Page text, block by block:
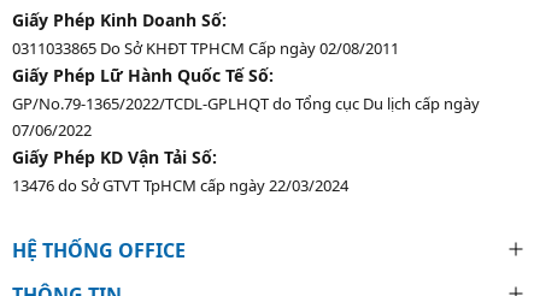
Giấy Phép Kinh Doanh Số:
0311033865 Do Sở KHĐT TPHCM Cấp ngày 02/08/2011
Giấy Phép Lữ Hành Quốc Tế Số:
GP/No.79-1365/2022/TCDL-GPLHQT do Tổng cục Du lịch cấp ngày
07/06/2022
Giấy Phép KD Vận Tải Số:
13476 do Sở GTVT TpHCM cấp ngày 22/03/2024
HỆ THỐNG OFFICE